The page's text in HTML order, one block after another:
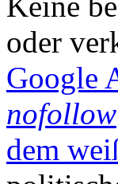
oder
Google
nofollow
dem